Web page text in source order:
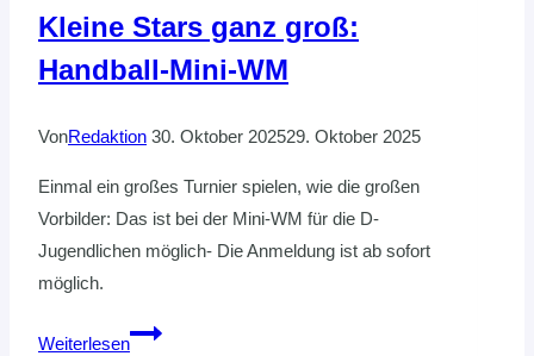
Kleine Stars ganz groß:
Handball-Mini-WM
VonRedaktion 30. Oktober 202529. Oktober 2025
Einmal ein großes Turnier spielen, wie die großen
Vorbilder: Das ist bei der Mini-WM für die D-
Jugendlichen möglich- Die Anmeldung ist ab sofort
möglich.
Weiterlesen
Kleine